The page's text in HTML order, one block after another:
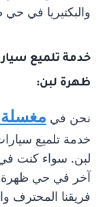
والبكتيريا في
خدمة تلميع
ظهرة لبن:
نحن في
خدمة تلميع
لبن. سواء كنت
آخر في حي ظهرة
فريقنا المحترف